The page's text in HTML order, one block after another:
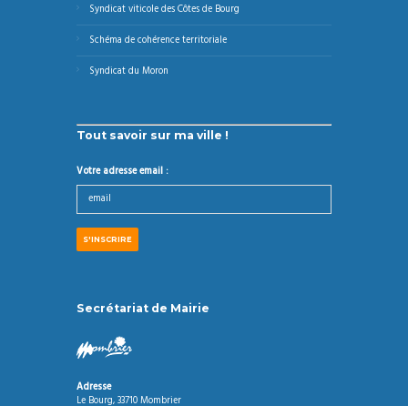
Syndicat viticole des Côtes de Bourg
Schéma de cohérence territoriale
Syndicat du Moron
Tout savoir sur ma ville !
Votre adresse email :
Secrétariat de Mairie
Adresse
Le Bourg, 33710 Mombrier